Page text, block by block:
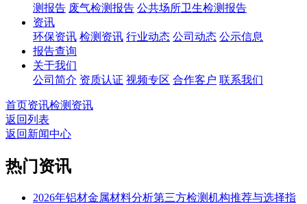
测报告 废气检测报告 公共场所卫生检测报告
资讯
环保资讯 检测资讯 行业动态 公司动态 公示信息
报告查询
关于我们
公司简介 资质认证 视频专区 合作客户 联系我们
首页资讯检测资讯
返回列表
返回新闻中心
热门资讯
2026年铝材金属材料分析第三方检测机构推荐与选择指